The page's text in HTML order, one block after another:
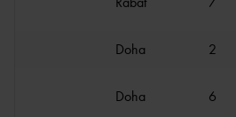
Doha 2
Doha 6